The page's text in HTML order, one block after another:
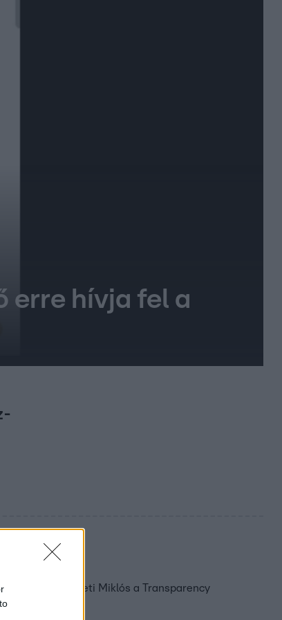
erre hívja fel a
Ligeti Miklós a Transparency